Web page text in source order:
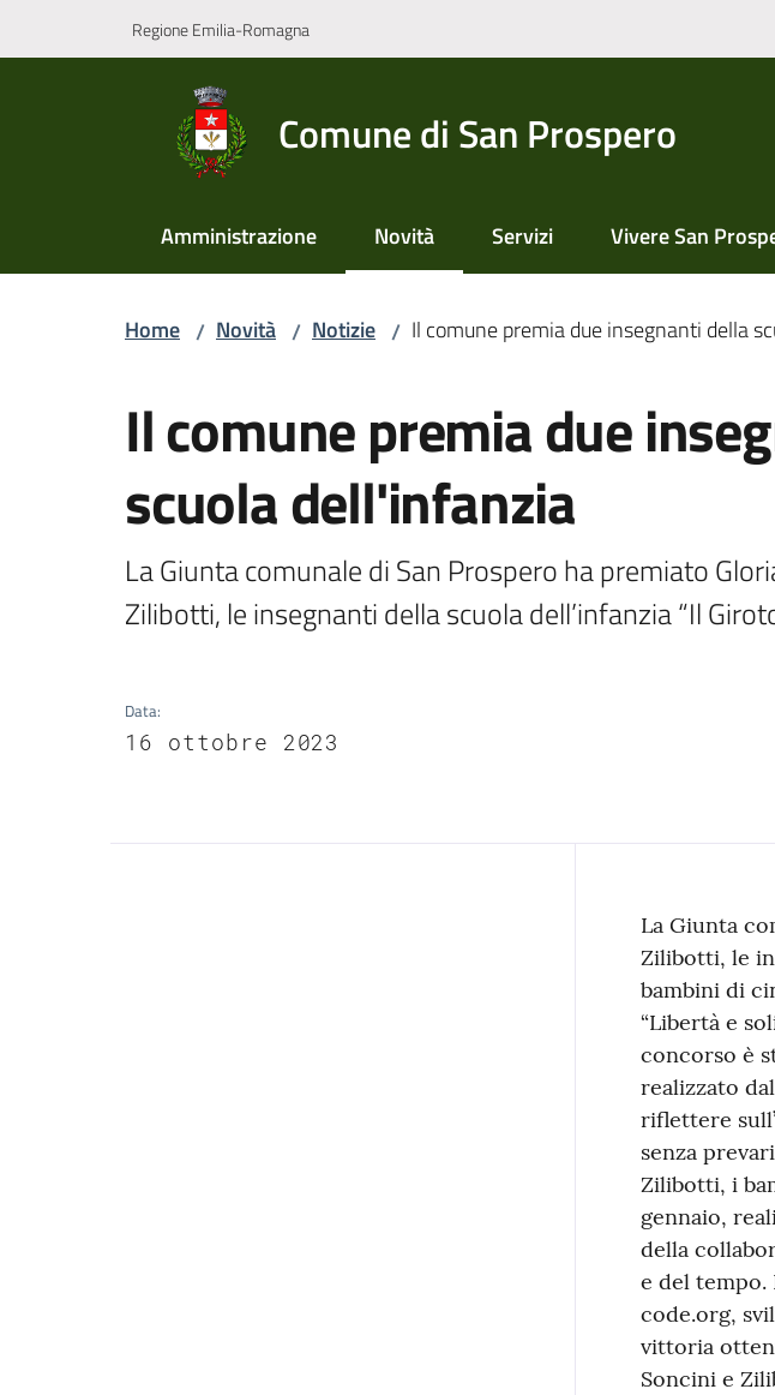
Regione Emilia-Romagna
Comune di San Prospero
Amministrazione Novità
Menu selezionato
Servizi Vivere San
Home / Novità / Notizie / Il comune premia due insegnanti della
Il comune premia due
scuola dell'infanzia
La Giunta comunale di San Prospero ha premiato
Zilibotti, le insegnanti della scuola dell’infanzia “Il
Data:
16 ottobre 2023
La Giunta
Zilibotti, le
bambini di
“Libertà e
concorso è
realizzato
riflettere
senza
Zilibotti, i
gennaio,
della
e del tempo.
code.org,
vittoria
Soncini e